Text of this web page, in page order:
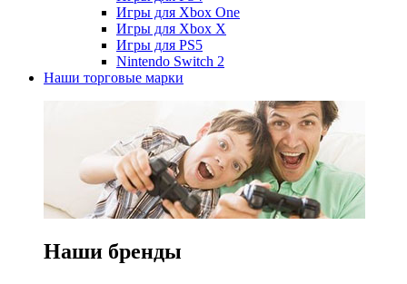
Игры для Xbox One
Игры для Xbox X
Игры для PS5
Nintendo Switch 2
Наши торговые марки
Наши бренды